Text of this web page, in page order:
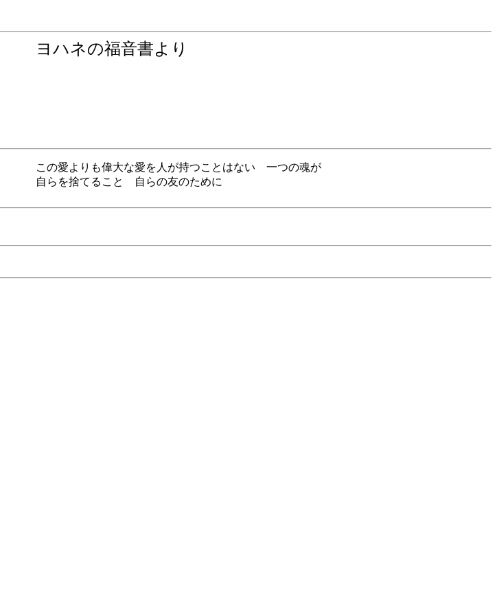
ヨハネの福音書より
この愛よりも偉大な愛を人が持つことはない 一つの魂が
自らを捨てること 自らの友のために